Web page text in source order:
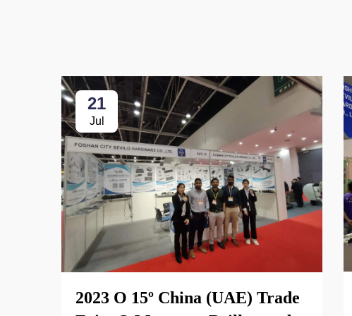
21
Jul
2023 O 15º China (UAE) Trade